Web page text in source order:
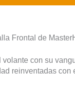
Frontal de
con su
reinventadas con